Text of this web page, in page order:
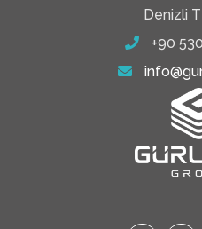
Denizli
+90